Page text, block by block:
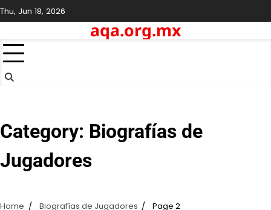
Skip
to
Thu, Jun 18, 2026
aqa.org.mx
Category: Biografías de
Jugadores
Home Biografías de Jugadores Page 2